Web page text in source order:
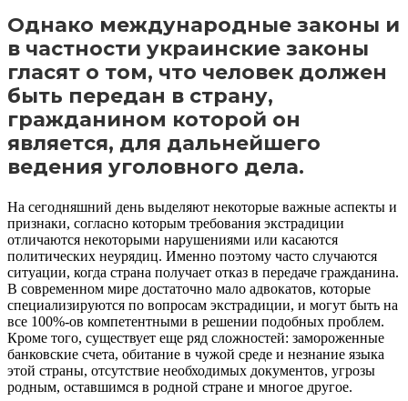
Однако международные законы и
в частности украинские законы
гласят о том, что человек должен
быть передан в страну,
гражданином которой он
является, для дальнейшего
ведения уголовного дела.
На сегодняшний день выделяют некоторые важные аспекты и
признаки, согласно которым требования экстрадиции
отличаются некоторыми нарушениями или касаются
политических неурядиц. Именно поэтому часто случаются
ситуации, когда страна получает отказ в передаче гражданина.
В современном мире достаточно мало адвокатов, которые
специализируются по вопросам экстрадиции, и могут быть на
все 100%-ов компетентными в решении подобных проблем.
Кроме того, существует еще ряд сложностей: замороженные
банковские счета, обитание в чужой среде и незнание языка
этой страны, отсутствие необходимых документов, угрозы
родным, оставшимся в родной стране и многое другое.